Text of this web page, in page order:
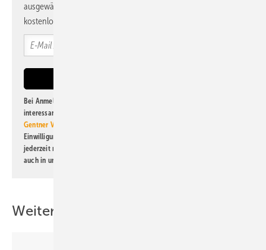
ausgewählte Informationen und Neuigkeiten, gebündelt und
kostenlos direkt ins Postfach.
Bei Anmeldung zu diesem Newsletter bin ich damit einverstanden, über
interessante Verlags- und Online-Angebote
Gentner Verlag GmbH & Co. KG
Einwilligung kann ich jederzeit widerrufen und eine Abmeldung ist
jederzeit möglich. Informationen zum Umgang mit Daten finden Sie
auch in unserer
Weitere Inhalte